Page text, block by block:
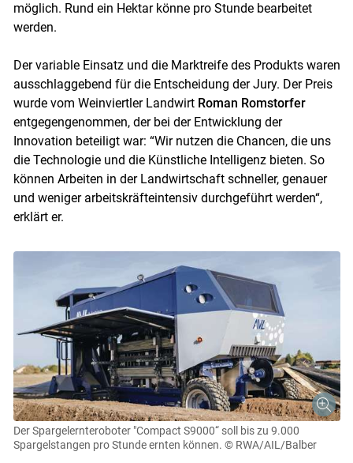
möglich. Rund ein Hektar könne pro Stunde bearbeitet
werden.
Der variable Einsatz und die Marktreife des Produkts waren
ausschlaggebend für die Entscheidung der Jury. Der Preis
wurde vom Weinviertler Landwirt Roman Romstorfer
entgegengenommen, der bei der Entwicklung der
Innovation beteiligt war: “Wir nutzen die Chancen, die uns
die Technologie und die Künstliche Intelligenz bieten. So
können Arbeiten in der Landwirtschaft schneller, genauer
und weniger arbeitskräfteintensiv durchgeführt werden“,
erklärt er.
Der Spargelernteroboter "Compact S9000“ soll bis zu 9.000
Spargelstangen pro Stunde ernten können. © RWA/AIL/Balber